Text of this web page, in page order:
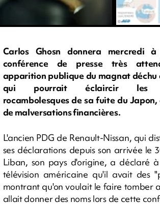
Carlos Ghosn donnera mercredi
conférence de presse très
apparition publique du magnat déchu
qui pourrait éclaircir les
rocambolesques de sa fuite du Japon,
de malversations financières.
L'ancien PDG de Renault-Nissan, qui
ses déclarations depuis son arrivée le
Liban, son pays d'origine, a déclaré
télévision américaine qu'il avait des
montrant qu'on voulait le faire tomber
allait donner des noms lors de cette